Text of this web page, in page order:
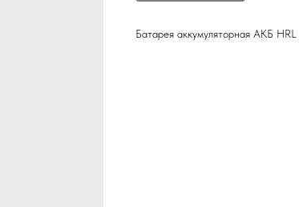
Батарея аккумуляторная АКБ